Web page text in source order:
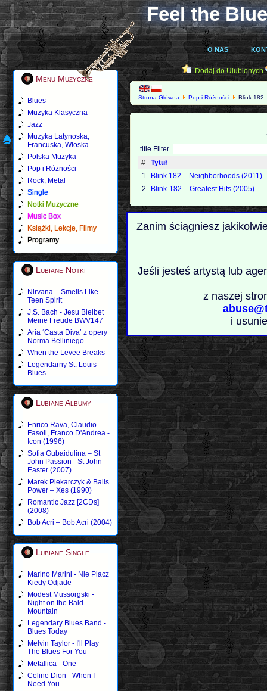
Feel the
O NAS
Menu Muzyczne
Blues
Muzyka Klasyczna
Jazz
Muzyka Latynoska,
Francuska, Włoska
Polska Muzyka
Pop i Różności
Rock, Metal
Single
Notki Muzyczne
Music Box
Książki, Lekcje, Filmy
Programy
Lubiane Notki
Nirvana – Smells Like
Teen Spirit
J.S. Bach - Jesu Bleibet
Meine Freude BWV147
Aria ‘Casta Diva’ z opery
Norma Belliniego
When the Levee Breaks
Legendarny St. Louis
Blues
Lubiane Albumy
Enrico Rava, Claudio
Fasoli, Franco D'Andrea -
Icon (1996)
Sofia Gubaidulina – St
John Passion - St John
Easter (2007)
Marek Piekarczyk & Balls
Power – Xes (1990)
Romantic Jazz [2CDs]
(2008)
Bob Acri – Bob Acri (2004)
Lubiane Single
Marino Marini - Nie Placz
Kiedy Odjade
Modest Mussorgski -
Night on the Bald
Mountain
Legendary Blues Band -
Blues Today
Melvin Taylor - I'll Play
The Blues For You
Metallica - One
Celine Dion - When I
Need You
Dodaj do Ulubionych
Strona Główna Pop i Różności Blink-182
title Filter
#
Tytuł
1
Blink 182 – Neighborhoods (2011)
2
Blink-182 – Greatest Hits (2005)
Zanim ściągniesz
Jeśli jesteś artystą lub
z naszej
i